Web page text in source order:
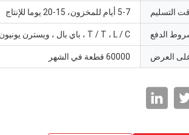
التسليم 5-7 أيام للمخزون، 15-20 يوما للإنتاج
الدفع T / T ، L / C ، باي بال ، ويسترن يونيون
على العرض 60000 قطعة في الشهر